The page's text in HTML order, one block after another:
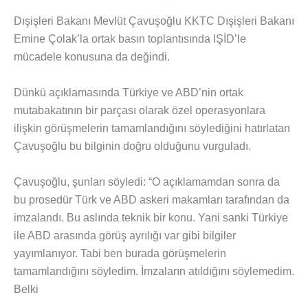
Dışişleri Bakanı Mevlüt Çavuşoğlu KKTC Dışişleri Bakanı
Emine Çolak’la ortak basın toplantısında IŞİD’le
mücadele konusuna da değindi.
Dünkü açıklamasında Türkiye ve ABD’nin ortak
mutabakatının bir parçası olarak özel operasyonlara
ilişkin görüşmelerin tamamlandığını söylediğini hatırlatan
Çavuşoğlu bu bilginin doğru olduğunu vurguladı.
Çavuşoğlu, şunları söyledi: “O açıklamamdan sonra da
bu prosedür Türk ve ABD askeri makamları tarafından da
imzalandı. Bu aslında teknik bir konu. Yani sanki Türkiye
ile ABD arasında görüş ayrılığı var gibi bilgiler
yayımlanıyor. Tabi ben burada görüşmelerin
tamamlandığını söyledim. İmzaların atıldığını söylemedim.
Belki